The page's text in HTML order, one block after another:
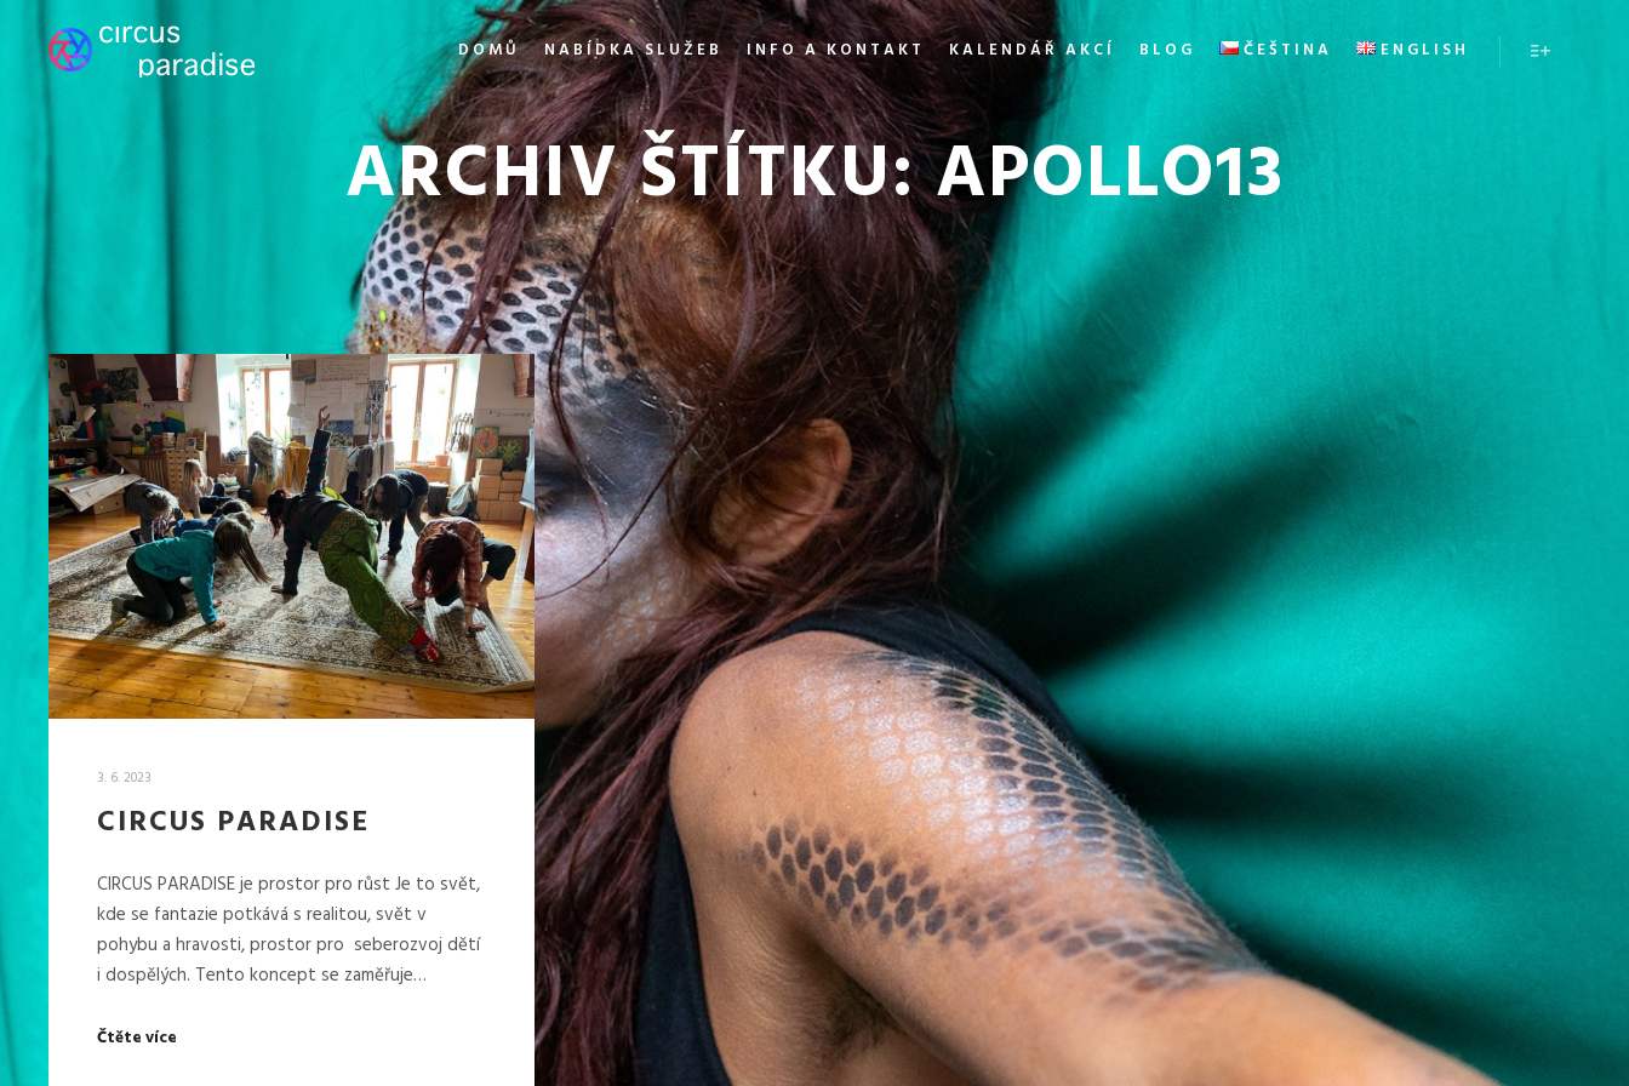
DOMŮ NABÍDKA SLUŽEB INFO A KONTAKT KALENDÁŘ AKCÍ BLOG ČEŠTINA ENGLISH
ARCHIV ŠTÍTKU:APOLLO13
3. 6. 2023
CIRCUS PARADISE
CIRCUS PARADISE je prostor pro růst Je to svět,
kde se fantazie potkává s realitou, svět v
pohybu a hravosti, prostor pro seberozvoj dětí
i dospělých. Tento koncept se zaměřuje…
Čtěte více